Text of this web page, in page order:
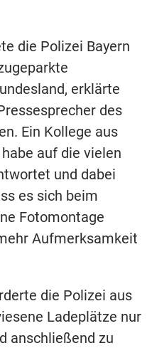
die Polizei Bayern
erklärte
des
Ein Kollege aus
auf die vielen
und dabei
es sich beim
Fotomontage
Aufmerksamkeit
die Polizei aus
Ladeplätze nur
anschließend zu